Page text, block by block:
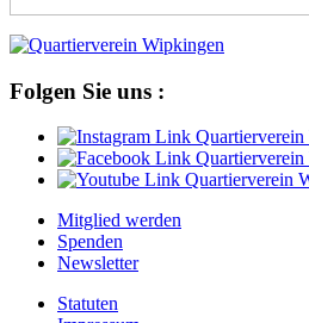
Folgen Sie uns :
Mitglied werden
Spenden
Newsletter
Statuten